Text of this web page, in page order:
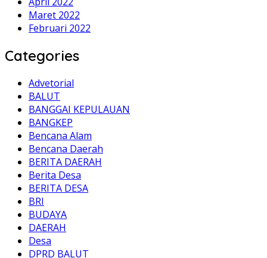
Maret 2022
Februari 2022
Categories
Advetorial
BALUT
BANGGAI KEPULAUAN
BANGKEP
Bencana Alam
Bencana Daerah
BERITA DAERAH
Berita Desa
BERITA DESA
BRI
BUDAYA
DAERAH
Desa
DPRD BALUT